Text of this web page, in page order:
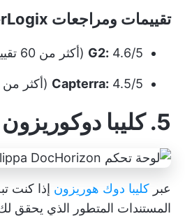
تقييمات ومراجعات ExperLogix
G2: 4.6/5 (أكثر من 60 تقييم)
Capterra: 4.5/5 (أكثر من 6 مراجعات)
5. كليبا دوكوريزون
عبر كليبا دوك هوريزون إذا كنت
المستندات المتطور الذي يحقق لك